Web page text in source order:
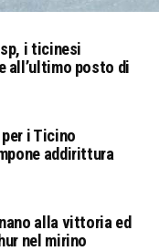
i ticinesi
all’ultimo posto di
i Ticino
addirittura
alla vittoria ed
nel mirino